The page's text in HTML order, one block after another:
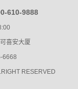
610-9888
喜安大厦
6668
RESERVED